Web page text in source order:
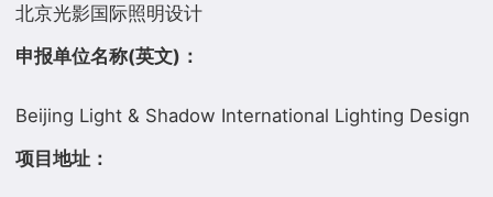
申报单位名称(英文)：
项目地址：